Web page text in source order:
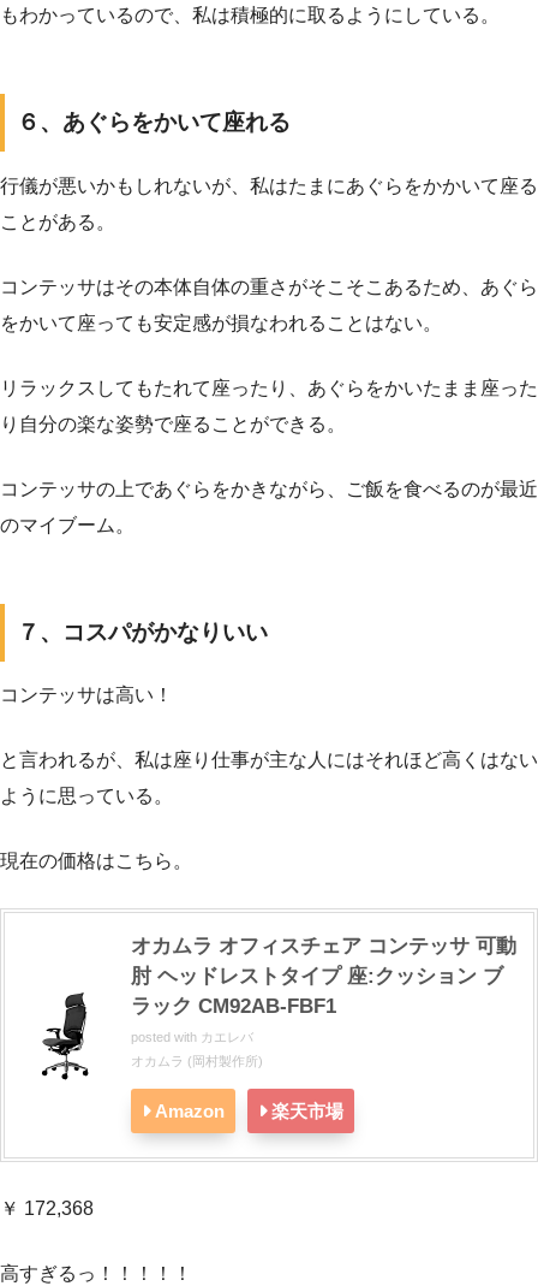
もわかっているので、私は積極的に取るようにしている。
６、あぐらをかいて座れる
行儀が悪いかもしれないが、私はたまにあぐらをかかいて座る
ことがある。
コンテッサはその本体自体の重さがそこそこあるため、あぐら
をかいて座っても安定感が損なわれることはない。
リラックスしてもたれて座ったり、あぐらをかいたまま座った
り自分の楽な姿勢で座ることができる。
コンテッサの上であぐらをかきながら、ご飯を食べるのが最近
のマイブーム。
７、コスパがかなりいい
コンテッサは高い！
と言われるが、私は座り仕事が主な人にはそれほど高くはない
ように思っている。
現在の価格はこちら。
オカムラ オフィスチェア コンテッサ 可動
肘 ヘッドレストタイプ 座:クッション ブ
ラック CM92AB-FBF1
posted with カエレバ
オカムラ (岡村製作所)
Amazon 楽天市場
￥ 172,368
高すぎるっ！！！！！